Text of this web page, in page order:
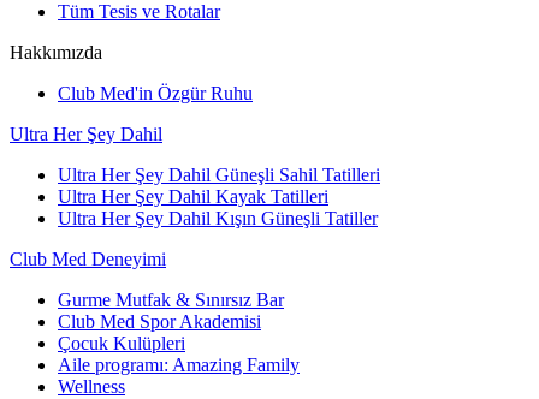
Tüm Tesis ve Rotalar
Hakkımızda
Club Med'in Özgür Ruhu
Ultra Her Şey Dahil
Ultra Her Şey Dahil Güneşli Sahil Tatilleri
Ultra Her Şey Dahil Kayak Tatilleri
Ultra Her Şey Dahil Kışın Güneşli Tatiller
Club Med Deneyimi
Gurme Mutfak & Sınırsız Bar
Club Med Spor Akademisi
Çocuk Kulüpleri
Aile programı: Amazing Family
Wellness